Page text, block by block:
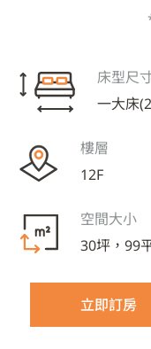
床型尺
一大床
樓層
12F
空間大小
30坪，99
立即訂房